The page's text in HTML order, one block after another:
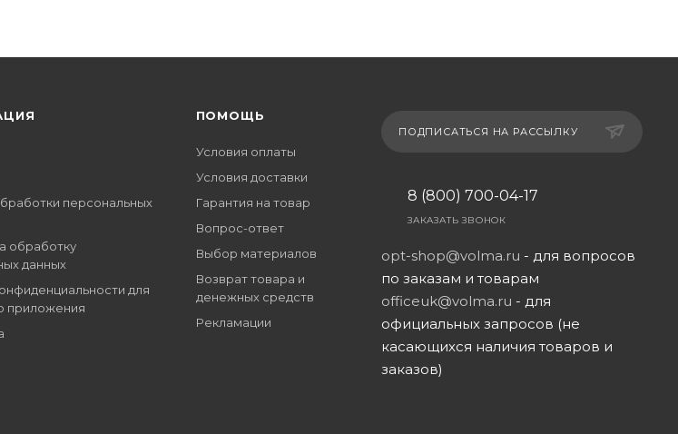
персональных
обработку
данных
для
приложения
ПОМОЩЬ
Условия оплаты
Условия доставки
Гарантия на товар
Вопрос-ответ
Выбор материалов
Возврат товара и
денежных средств
Рекламации
ПОДПИСАТЬСЯ НА РАССЫЛКУ
8 (800) 700-04-17
ЗАКАЗАТЬ ЗВОНОК
opt-shop@volma.ru - для вопросов
по заказам и товарам
officeuk@volma.ru - для
официальных запросов (не
касающихся наличия товаров и
заказов)